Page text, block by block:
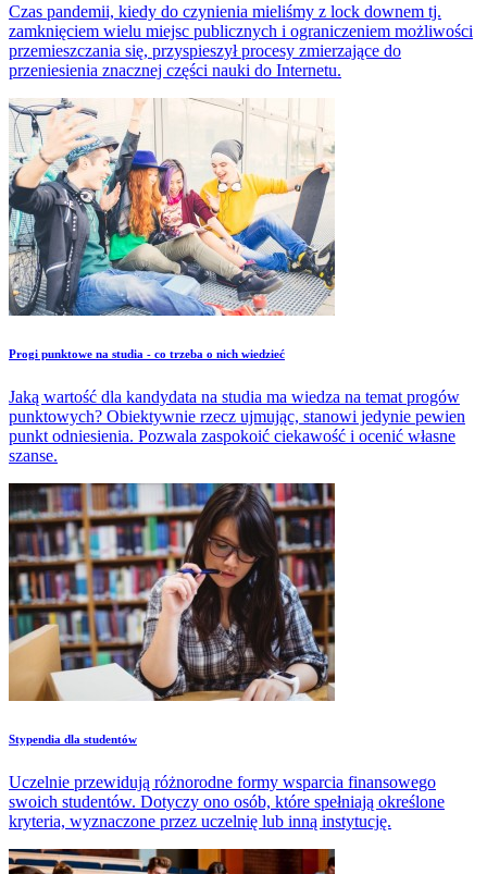
Czas pandemii, kiedy do czynienia mieliśmy z lock downem tj.
zamknięciem wielu miejsc publicznych i ograniczeniem możliwości
przemieszczania się, przyspieszył procesy zmierzające do
przeniesienia znacznej części nauki do Internetu.
​Progi punktowe na studia - co trzeba o nich wiedzieć
Jaką wartość dla kandydata na studia ma wiedza na temat progów
punktowych? Obiektywnie rzecz ujmując, stanowi jedynie pewien
punkt odniesienia. Pozwala zaspokoić ciekawość i ocenić własne
szanse.
Stypendia dla studentów
Uczelnie przewidują różnorodne formy wsparcia finansowego
swoich studentów. Dotyczy ono osób, które spełniają określone
kryteria, wyznaczone przez uczelnię lub inną instytucję.